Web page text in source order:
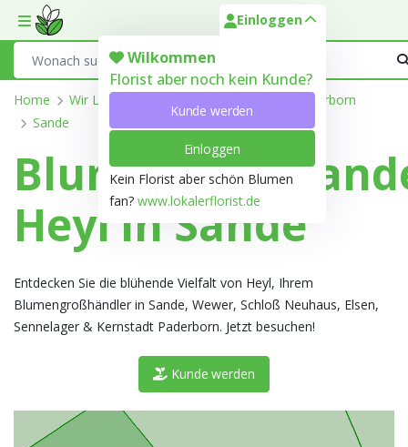
Toggle mobile menu
Einloggen
Wilkommen
Florist aber noch kein Kunde?
Kunde werden
Einloggen
Kein Florist aber schön Blumen
fan? www.lokalerflorist.de
Home Wir Liefern
Paderborn
Sande
Heyl in Sande
Entdecken Sie die blühende Vielfalt von Heyl, Ihrem
Blumengroßhändler in Sande, Wewer, Schloß Neuhaus, Elsen,
Sennelager & Kernstadt Paderborn. Jetzt besuchen!
Kunde werden